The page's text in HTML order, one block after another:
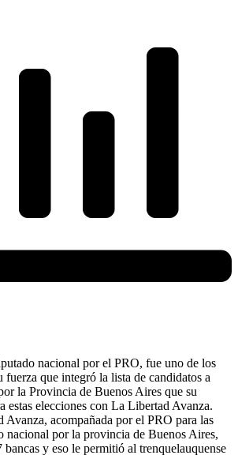
nacional por el PRO, fue uno de los
fuerza que integró la lista de candidatos a
la Provincia de Buenos Aires que su
estas elecciones con La Libertad Avanza.
acompañada por el PRO para las
nacional por la provincia de Buenos Aires,
y eso le permitió al trenquelauquense